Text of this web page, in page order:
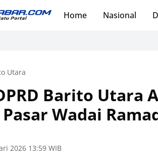
Home Nasional
Utara
Barito Utara
Pasar Wadai
2026 13:59 WIB